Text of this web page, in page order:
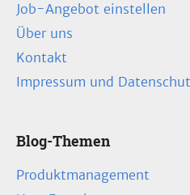
Job-Angebot einstellen
Über uns
Kontakt
Impressum und
Blog-Themen
Produktmanagement